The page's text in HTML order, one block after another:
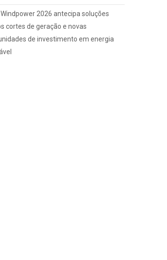
2026 antecipa soluções
cortes de geração e novas
de investimento em energia